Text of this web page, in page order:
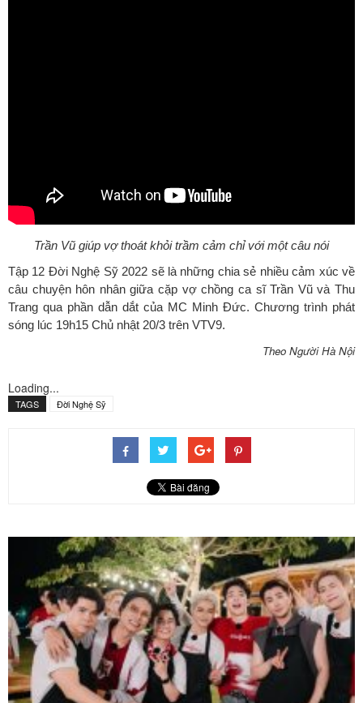
Trần Vũ giúp vợ thoát khỏi trầm cảm chỉ với một câu nói
Tập 12 Đời Nghệ Sỹ 2022 sẽ là những chia sẻ nhiều cảm xúc về
câu chuyện hôn nhân giữa cặp vợ chồng ca sĩ Trần Vũ và Thu
Trang qua phần dẫn dắt của MC Minh Đức. Chương trình phát
sóng lúc 19h15 Chủ nhật 20/3 trên VTV9.
Theo Người Hà Nội
Loading...
TAGS Đời Nghệ Sỹ